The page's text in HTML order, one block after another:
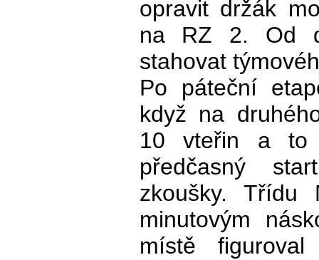
opravit držák
na RZ 2. Od
stahovat
Po páteční
když na
10 vteřin a to
předčasný
zkoušky.
minutovým
místě